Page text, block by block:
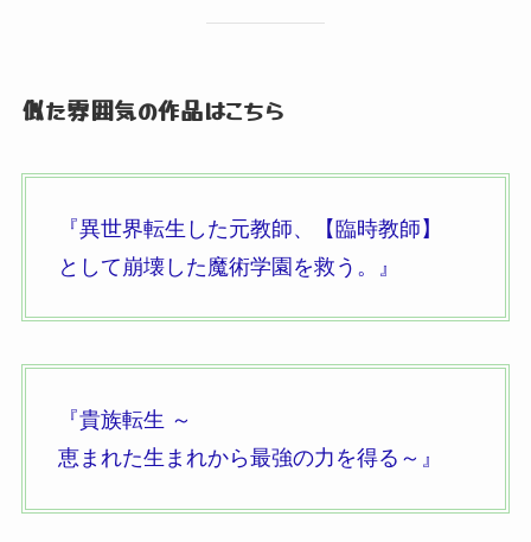
似た雰囲気の作品はこちら
『異世界転生した元教師、
【臨時教師】
として崩壊した魔術学園を救う。
』
『貴族転生 ～
恵まれた生まれから最強の力を得る～』